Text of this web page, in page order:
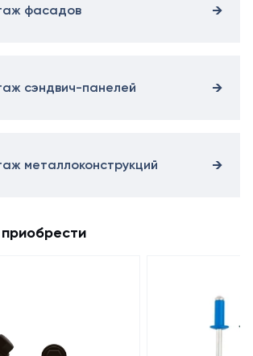
фасадов
сэндвич-панелей
металлоконструкций